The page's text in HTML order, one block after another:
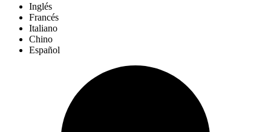
Inglés
Francés
Italiano
Chino
Español